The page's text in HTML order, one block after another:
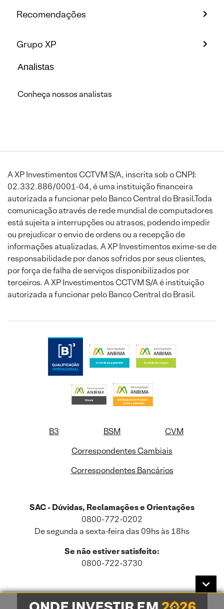
Recomendações
Grupo XP
Analistas
Conheça nossos analistas
A XP Investimentos CCTVM S/A, inscrita sob o CNPJ:
02.332.886/0001-04, é uma instituição financeira
autorizada a funcionar pelo Banco Central do Brasil.Toda
comunicação através de rede mundial de computadores
está sujeita a interrupções ou atrasos, podendo impedir
ou prejudicar o envio de ordens ou a recepção de
informações atualizadas. A XP Investimentos exime-se de
responsabilidade por danos sofridos por seus clientes,
por força de falha de serviços disponibilizados por
terceiros. A XP Investimentos CCTVM S/A é instituição
autorizada a funcionar pelo Banco Central do Brasil.
B3 BSM
CVM
Correspondentes Cambiais
Correspondentes Bancários
SAC - Dúvidas, Reclamações e Orientações
0800-772-0202
De segunda a sexta-feira das 09hs às 18hs
Se não estiver satisfeito:
0800-722-3730
Este site usa cookies e dados pessoais de acordo com a nossaPolítica de